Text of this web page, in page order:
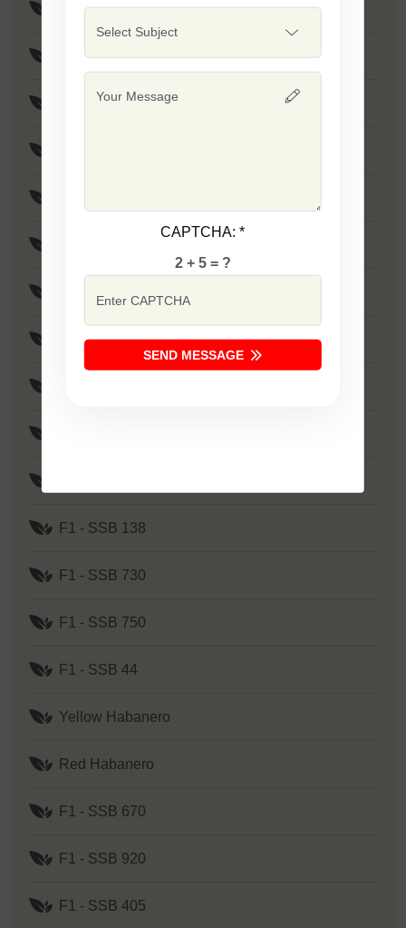
F1 - Sapna
F1 - SSB 701
F1 - Singham
F1 - Ujwala
F1 - SSB 138
F1 - SSB 730
F1 - SSB 750
F1 - SSB 44
Yellow Habanero
Red Habanero
F1 - SSB 670
F1 - SSB 920
F1 - SSB 405
CAPTCHA:*
2 + 5 = ?
SEND MESSAGE